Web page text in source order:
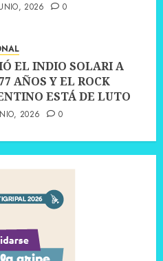
2026 0
EL INDIO SOLARI A
AÑOS Y EL ROCK
ESTÁ DE LUTO
2026 0